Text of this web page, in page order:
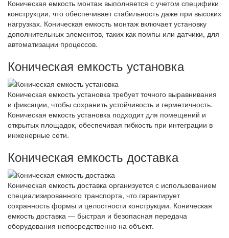
Коническая емкость монтаж выполняется с учетом специфики
конструкции, что обеспечивает стабильность даже при высоких
нагрузках. Коническая емкость монтаж включает установку
дополнительных элементов, таких как помпы или датчики, для
автоматизации процессов.
Коническая емкость установка
Коническая емкость установка требует точного выравнивания
и фиксации, чтобы сохранить устойчивость и герметичность.
Коническая емкость установка подходит для помещений и
открытых площадок, обеспечивая гибкость при интеграции в
инженерные сети.
Коническая емкость доставка
Коническая емкость доставка организуется с использованием
специализированного транспорта, что гарантирует
сохранность формы и целостности конструкции. Коническая
емкость доставка — быстрая и безопасная передача
оборудования непосредственно на объект.